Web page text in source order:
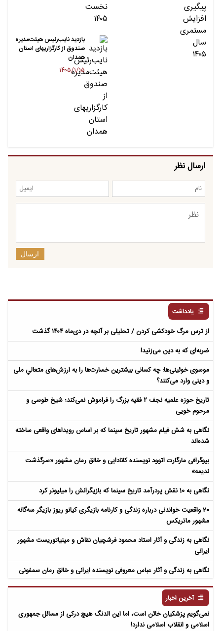
بازدید نایب‌رئیس هیئت‌مدیره
صندوق از کارگزاریهای استان
همدان
۱۴۰۵/۱/۱۵
ارسال نظر
ارسال
یادداشت
از ترس مرگ خودکشی کردن / تحلیلی بر آنچه در دی‌ماه ۱۴۰۴ گذشت
ضربه‌ای که به دین می‌زنید!
موسوی خوئینی‌ها: چه کسانی بیشترین خسارت‌ها را به ارزش‌های متعالیِ ملی
و دینی وارد می‌کنند؟
تاریخ حوزه علمیه نجف ۲ فقیه بزرگ را فراموش نمی‌کند؛ شیخ طوسی و
مرحوم خویی
نگاهی به شش فیلم مشهور تاریخ سینما که بر اساس رویداهای واقعی ساخته
شده‌اند
بیوگرافی مارگارت اتوود نویسنده کانادایی و خالق رمان مشهور «سرگذشت
ندیمه»
نگاهی به 10 نقش پردرآمد تاریخ سینما که بازیگرانش را میلیونر کرد
20 واقعیت خواندنی درباره زندگی و کارنامه بازیگری کیانو ریوز بازیگر سه‌گانه
مشهور ماتریکس
نگاهی به زندگی و آثار استاد محمود فرشچیان نقاش و مینیاتوریست مشهور
ایرانی
نگاهی به زندگی و آثار عباس معروفی نویسنده ایرانی و خالق رمان سمفونی
آخرین اخبار
نمی‌گویم پزشکیان خائن است، اما این الدنگ هیچ درکی از مسائل جمهوری
اسلامی و انقلاب اسلامی ندارد!